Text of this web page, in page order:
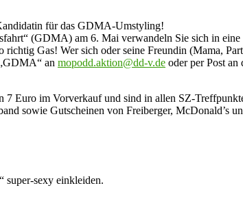
für das GDMA-Umstyling!
(GDMA) am 6. Mai verwandeln Sie sich in
richtig Gas! Wer sich oder seine Freundin (Mama,
an mopodd.aktion@dd-v.de oder per Post
Euro im Vorverkauf und sind in allen SZ-
sowie Gutscheinen von Freiberger, McDonald’s
super-sexy einkleiden.